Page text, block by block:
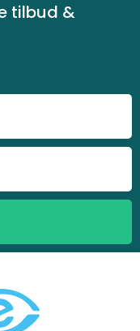
tilbud &